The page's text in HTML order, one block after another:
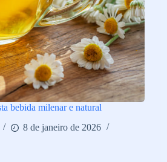
bebida milenar e natural
8 de janeiro de 2026